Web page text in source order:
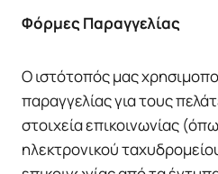
Φόρμες Παραγγελίας
Ο ιστότοπός μας
παραγγελίας για τους
στοιχεία επικοινωνίας
ηλεκτρονικού